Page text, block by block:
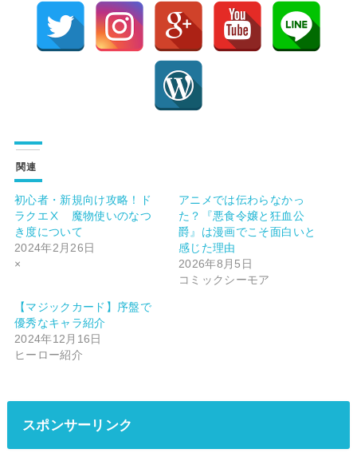
関連
初心者・新規向け攻略！ド
ラクエⅩ 魔物使いのなつ
き度について
2024年2月26日
×
アニメでは伝わらなかっ
た？『悪食令嬢と狂血公
爵』は漫画でこそ面白いと
感じた理由
2026年8月5日
コミックシーモア
【マジックカード】序盤で
優秀なキャラ紹介
2024年12月16日
ヒーロー紹介
スポンサーリンク